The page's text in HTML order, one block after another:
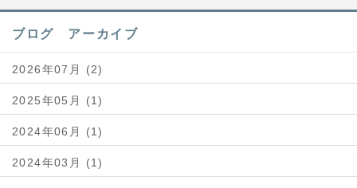
ブログ アーカイブ
2026年07月 (2)
2025年05月 (1)
2024年06月 (1)
2024年03月 (1)